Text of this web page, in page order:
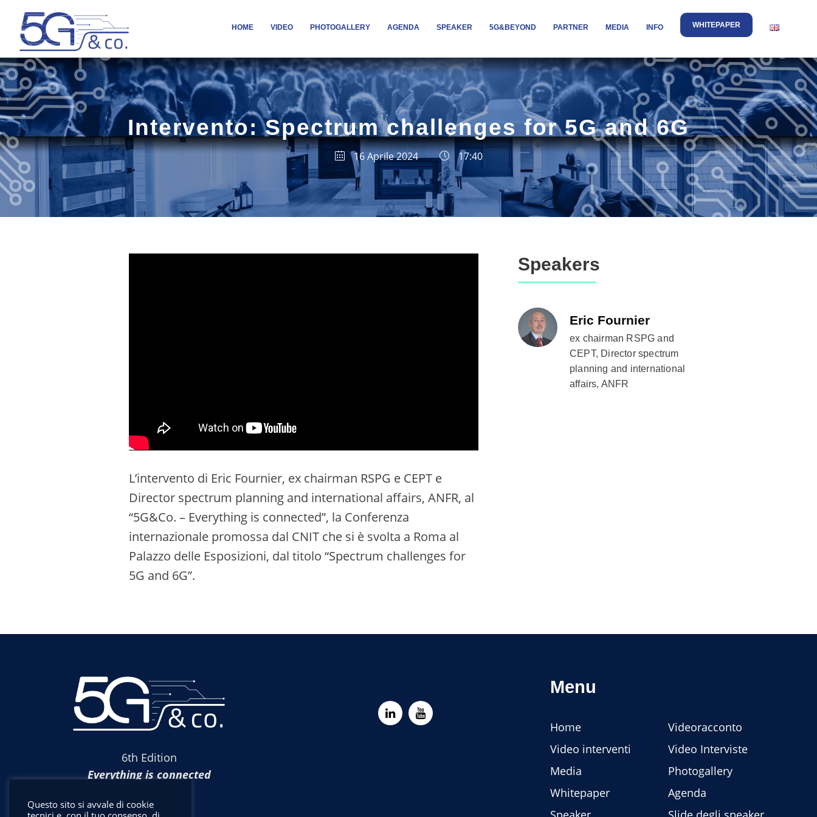
HOME VIDEO PHOTOGALLERY AGENDA SPEAKER 5G&BEYOND PARTNER MEDIA INFO WHITEPAPER
Intervento: Spectrum challenges for 5G and 6G
16 Aprile 2024 17:40
L’intervento di Eric Fournier, ex chairman RSPG e CEPT e
Director spectrum planning and international affairs, ANFR, al
“5G&Co. – Everything is connected”, la Conferenza
internazionale promossa dal CNIT che si è svolta a Roma al
Palazzo delle Esposizioni, dal titolo “Spectrum challenges for
5G and 6G”.
Speakers
Eric Fournier
ex chairman RSPG and
CEPT, Director spectrum
planning and international
affairs, ANFR
6th Edition
Everything is connected
Menu
Home
Videoracconto
Video interventi
Video Interviste
Media
Photogallery
Whitepaper
Agenda
Questo sito si avvale di cookie